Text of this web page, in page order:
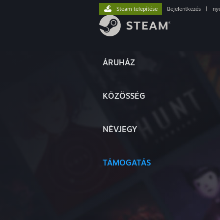
ÁRUHÁZ
KÖZÖSSÉG
NÉVJEGY
TÁMOGATÁS
Steam telepítése Bejelentkezés